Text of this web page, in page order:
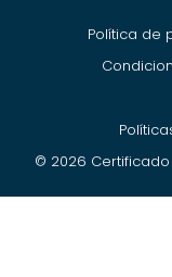
Política de
© 2026